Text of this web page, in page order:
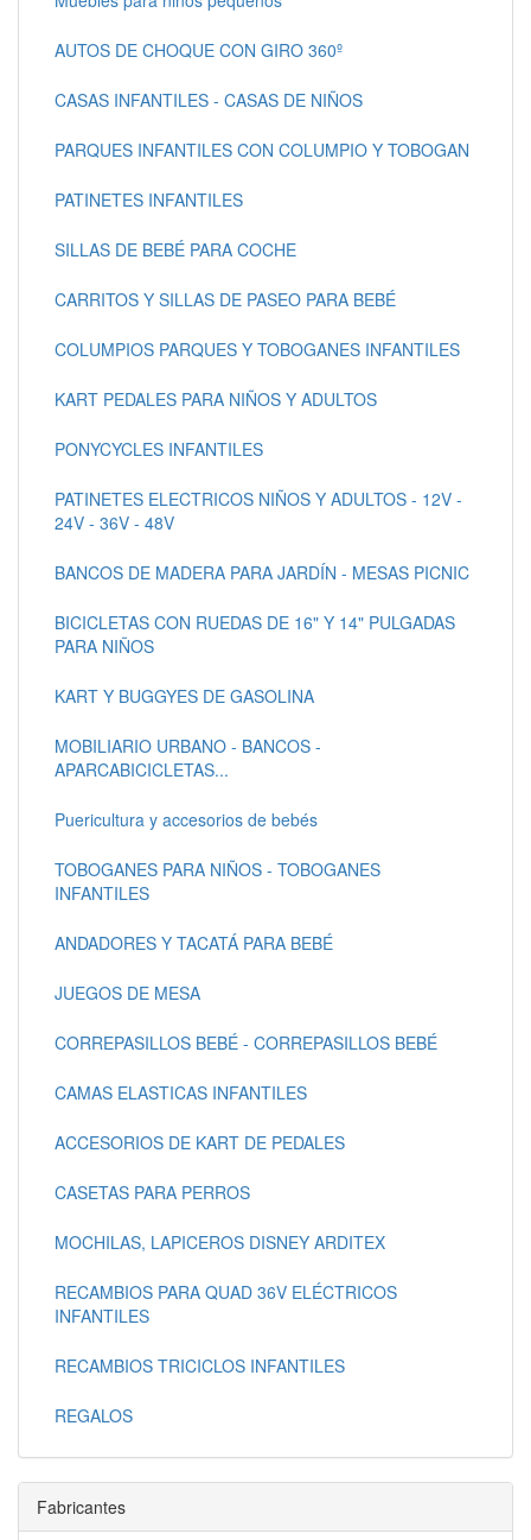
AUTOS DE CHOQUE CON GIRO 360º
CASAS INFANTILES - CASAS DE NIÑOS
PARQUES INFANTILES CON COLUMPIO Y TOBOGAN
PATINETES INFANTILES
SILLAS DE BEBÉ PARA COCHE
CARRITOS Y SILLAS DE PASEO PARA BEBÉ
COLUMPIOS PARQUES Y TOBOGANES INFANTILES
KART PEDALES PARA NIÑOS Y ADULTOS
PONYCYCLES INFANTILES
PATINETES ELECTRICOS NIÑOS Y ADULTOS - 12V -
24V - 36V - 48V
BANCOS DE MADERA PARA JARDÍN - MESAS PICNIC
BICICLETAS CON RUEDAS DE 16" Y 14" PULGADAS
PARA NIÑOS
KART Y BUGGYES DE GASOLINA
MOBILIARIO URBANO - BANCOS -
APARCABICICLETAS...
Puericultura y accesorios de bebés
TOBOGANES PARA NIÑOS - TOBOGANES
INFANTILES
ANDADORES Y TACATÁ PARA BEBÉ
JUEGOS DE MESA
CORREPASILLOS BEBÉ - CORREPASILLOS BEBÉ
CAMAS ELASTICAS INFANTILES
ACCESORIOS DE KART DE PEDALES
CASETAS PARA PERROS
MOCHILAS, LAPICEROS DISNEY ARDITEX
RECAMBIOS PARA QUAD 36V ELÉCTRICOS
INFANTILES
RECAMBIOS TRICICLOS INFANTILES
REGALOS
Fabricantes